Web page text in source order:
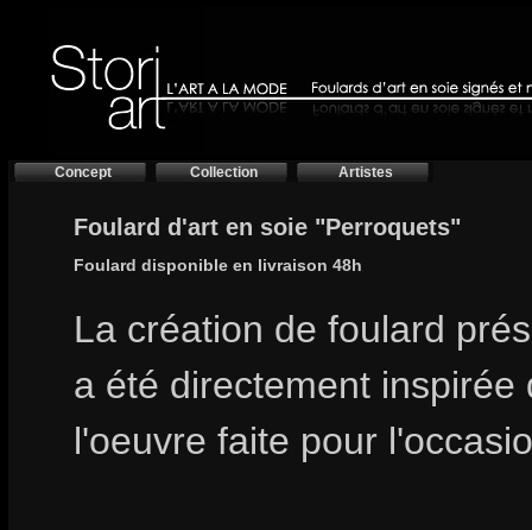
Concept Collection Artistes
Foulard d'art en soie "Perroquets"
Foulard disponible en livraison 48h
La création de foulard
a été directement inspirée
l'oeuvre faite pour